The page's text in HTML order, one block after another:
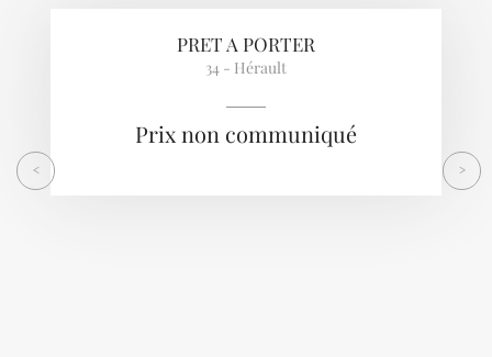
PRET A PORTER
34 - Hérault
Prix non communiqué
< >